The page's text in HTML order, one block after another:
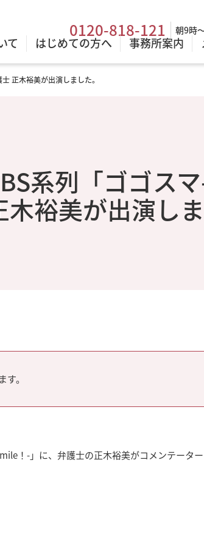
0120-818-121 朝9時
て はじめての方へ 事務所案内
正木裕美が出演しました。
列「ゴゴスマ
裕美が出演し
。
！-」に、弁護士の正木裕美がコメンテータ